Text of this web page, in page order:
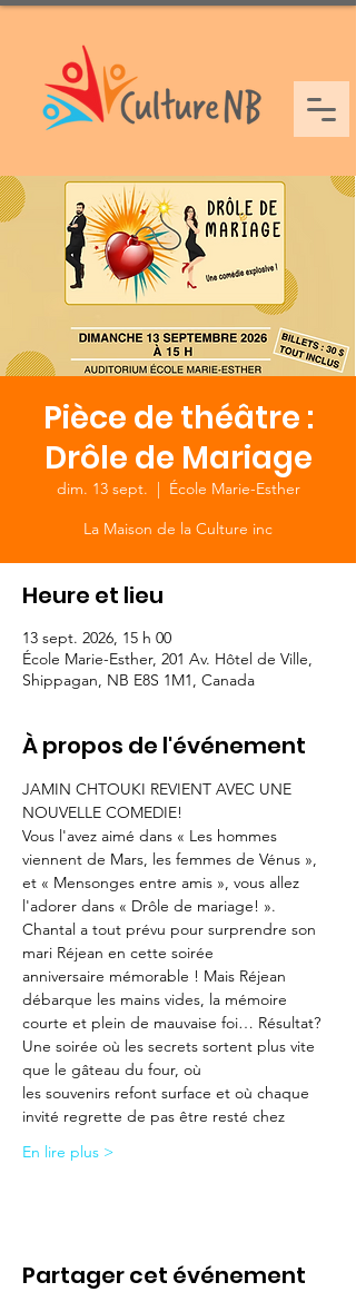
Pièce de théâtre :
Drôle de Mariage
dim. 13 sept.
  |
École Marie-Esther
La Maison de la Culture inc
Heure et lieu
13 sept. 2026, 15 h 00
École Marie-Esther, 201 Av. Hôtel de Ville,
Shippagan, NB E8S 1M1, Canada
À propos de l'événement
JAMIN CHTOUKI REVIENT AVEC UNE
NOUVELLE COMEDIE!
Vous l'avez aimé dans « Les hommes
viennent de Mars, les femmes de Vénus »,
et « Mensonges entre amis », vous allez
l'adorer dans « Drôle de mariage! ».
Chantal a tout prévu pour surprendre son
mari Réjean en cette soirée
anniversaire mémorable ! Mais Réjean
débarque les mains vides, la mémoire
courte et plein de mauvaise foi… Résultat?
Une soirée où les secrets sortent plus vite
que le gâteau du four, où
les souvenirs refont surface et où chaque
invité regrette de pas être resté chez
En lire plus >
Partager cet événement